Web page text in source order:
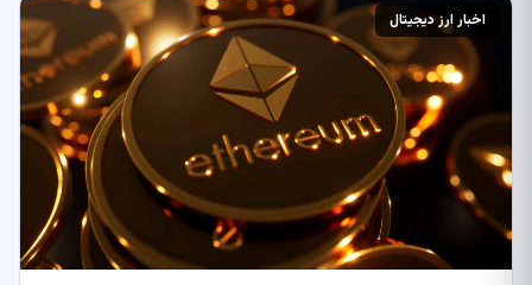
اخبار ارز دیجیتال